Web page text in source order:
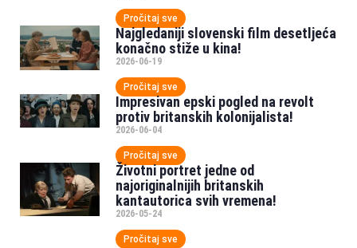
Pročitaj sve
Najgledaniji slovenski film desetljeća
konačno stiže u kina!
2026-06-19
Pročitaj sve
Impresivan epski pogled na revolt
protiv britanskih kolonijalista!
2026-06-04
Pročitaj sve
Životni portret jedne od
najoriginalnijih britanskih
kantautorica svih vremena!
2026-05-24
Pročitaj sve